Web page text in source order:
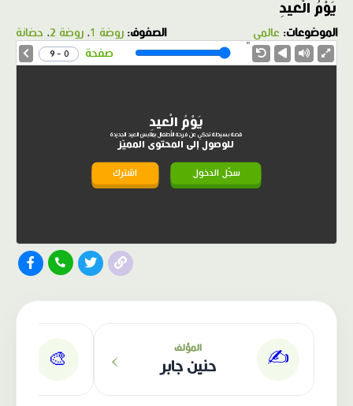
يَوْمُ الْعيدِ
الموضوعات: عالمي الصفوف: روضة 1 ، روضة 2 ، حضانة
صفحة 0 - 9
يَوْمُ الْعيدِ
قصة بسيطة تحكي عن فرحة الأطفال بملابس العيد الجديدة
للوصول إلى المحتوى المميّز
سجّل الدخول اشترك
✍️ المؤلف
حنين جابر ›
🎨